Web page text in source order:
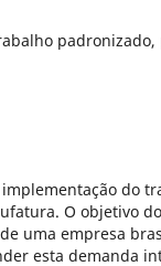
padronizado,
do
O objetivo
uma empresa
esta demanda